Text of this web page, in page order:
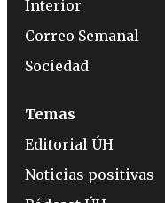
Interior
Correo Semanal
Sociedad
Temas
Editorial ÚH
Noticias positivas